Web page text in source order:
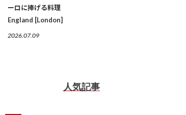
ーロに捧げる料理
England [London]
2026.07.09
人気記事